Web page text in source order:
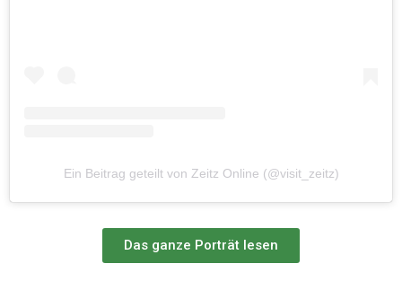
Ein Beitrag geteilt von Zeitz Online (@visit_zeitz)
Das ganze Porträt lesen